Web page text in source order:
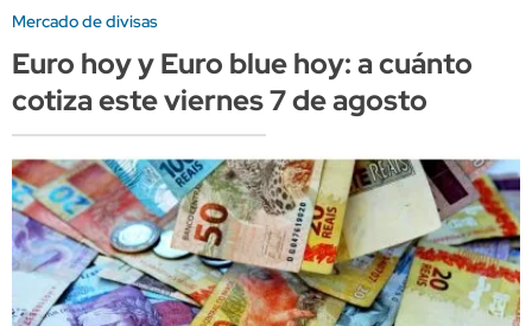
Mercado de divisas
Euro hoy y Euro blue hoy: a cuánto
cotiza este viernes 7 de agosto